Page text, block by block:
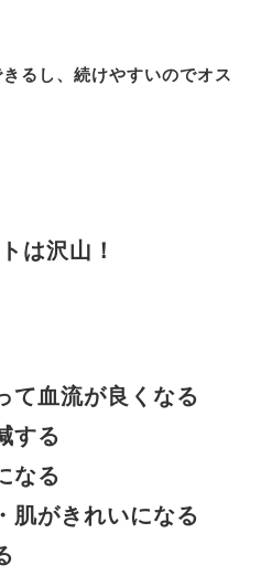
るし、続けやすいのでオス
は沢山！
て血流が良くなる
する
なる
肌がきれいになる